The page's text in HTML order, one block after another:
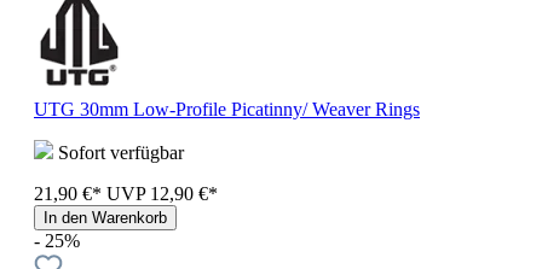
UTG 30mm Low-Profile Picatinny/ Weaver Rings
Sofort verfügbar
21,90 €* UVP 12,90 €*
In den Warenkorb
- 25%